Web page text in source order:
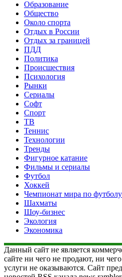
Образование
Общество
Около спорта
Отдых в России
Отдых за границей
ПДД
Политика
Происшествия
Психология
Рынки
Сериалы
Софт
Спорт
ТВ
Теннис
Технологии
Тренды
Фигурное катание
Фильмы и сериалы
Футбол
Хоккей
Чемпионат мира по
Шахматы
Шоу-бизнес
Экология
Экономика
Данный сайт не является
сайте ни чего не продают, ни
услуги не оказываются. Сайт